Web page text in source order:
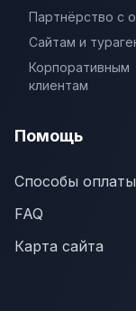
Партнёрство с
Сайтам и
Корпоративным
клиентам
Помощь
Способы оплаты
FAQ
Карта сайта